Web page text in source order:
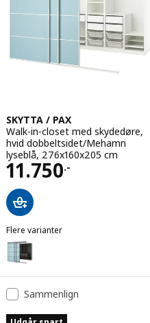
SKYTTA / PAX
Walk-in-closet med skydedøre,
hvid dobbeltsidet/Mehamn
lyseblå, 276x160x205 cm
11.750.-
Pris 11750.-
Flere varianter
SKYTTA / PAX
Mulighed: SKYTTA / PAX,
Mulighed: SKYTTA / PAX,
Mulighed: SKYTTA / PAX,
Sammenlign